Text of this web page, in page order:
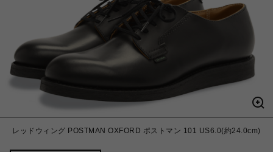
レッドウィング POSTMAN OXFORD ポストマン 101 US6.0(約24.0cm)